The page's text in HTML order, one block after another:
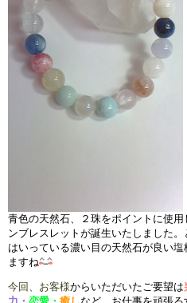
青色の天然石、２珠をポイントに使用
ンブレスレットが誕生いたしました。
はいっている濃い目の天然石が良い塩
ますね
今回、お客様からいただいたご要望は